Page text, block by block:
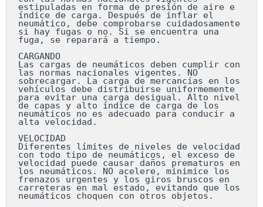
estipuladas en forma de presión de aire e
índice de carga. Después de inflar el
neumático, debe comprobarse cuidadosamente
si hay fugas o no. Si se encuentra una
fuga, se reparará a tiempo.
CARGANDO
Las cargas de neumáticos deben cumplir con
las normas nacionales vigentes. NO
sobrecargar. La carga de mercancías en los
vehículos debe distribuirse uniformemente
para evitar una carga desigual. Alto nivel
de capas y alto índice de carga de los
neumáticos no es adecuado para conducir a
alta velocidad.
VELOCIDAD
Diferentes límites de niveles de velocidad
con todo tipo de neumáticos, el exceso de
velocidad puede causar daños prematuros en
los neumáticos. NO acelere, minimice los
frenazos urgentes y los giros bruscos en
carreteras en mal estado, evitando que los
neumáticos choquen con otros objetos.